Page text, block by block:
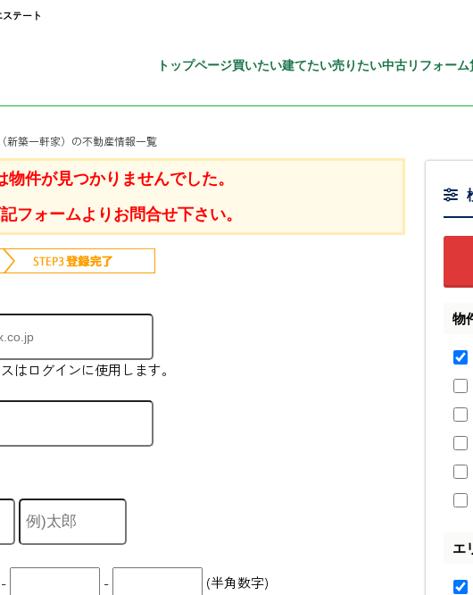
テート
トップページ買いたい建てたい売りたい中古リフォーム
新築一軒家）の不動産情報一覧
件が見つかりませんでした。
フォームよりお問合せ下さい。
はログインに使用します。
- (半角数字)
物
エ